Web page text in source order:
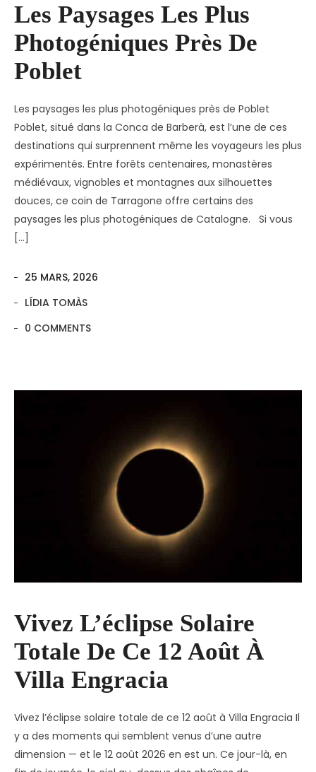
Les Paysages Les Plus
Photogéniques Près De
Poblet
Les paysages les plus photogéniques près de Poblet
Poblet, situé dans la Conca de Barberà, est l’une de ces
destinations qui surprennent même les voyageurs les plus
expérimentés. Entre forêts centenaires, monastères
médiévaux, vignobles et montagnes aux silhouettes
douces, ce coin de Tarragone offre certains des
paysages les plus photogéniques de Catalogne. Si vous
[…]
25 MARS, 2026
LÍDIA TOMÀS
0 COMMENTS
Vivez L’éclipse Solaire
Totale De Ce 12 Août À
Villa Engracia
Vivez l’éclipse solaire totale de ce 12 août à Villa Engracia Il
y a des moments qui semblent venus d’une autre
dimension — et le 12 août 2026 en est un. Ce jour-là, en